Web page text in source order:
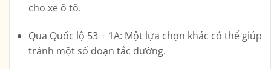
cho xe ô tô.
Qua Quốc lộ 53 + 1A: Một lựa chọn khác có thể giúp
tránh một số đoạn tắc đường.